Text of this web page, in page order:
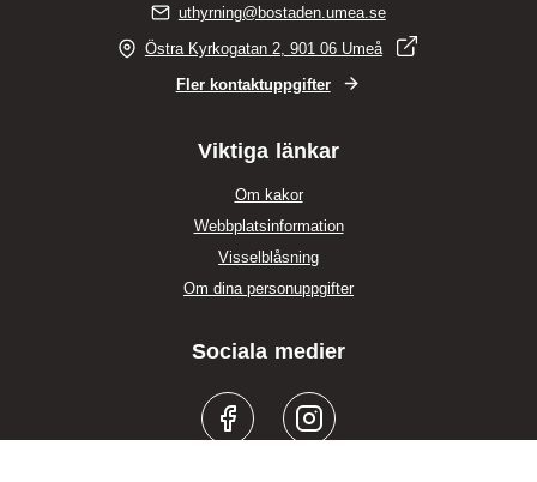
uthyrning@bostaden.umea.se
Östra Kyrkogatan 2, 901 06 Umeå
Fler kontaktuppgifter
Viktiga länkar
Om kakor
Webbplatsinformation
Visselblåsning
Om dina personuppgifter
Sociala medier